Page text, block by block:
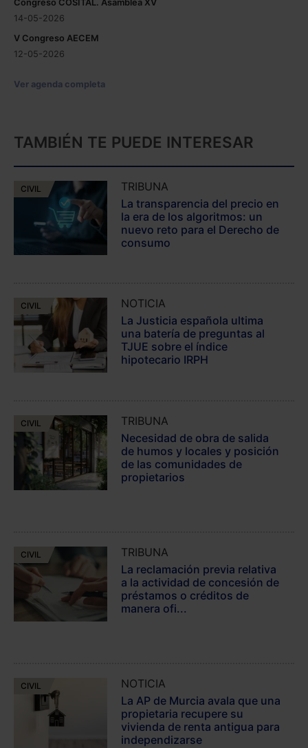
Congreso COSITAL. Asamblea XV
14-05-2026
V Congreso AECEM
12-05-2026
Ver agenda completa
TAMBIÉN TE PUEDE INTERESAR
CIVIL
TRIBUNA
La transparencia del precio en
la era de los algoritmos: un
nuevo reto para el Derecho de
consumo
CIVIL
NOTICIA
La Justicia española ultima
una batería de preguntas al
TJUE sobre el índice
hipotecario IRPH
CIVIL
TRIBUNA
Necesidad de obra de salida
de humos y locales y posición
de las comunidades de
propietarios
CIVIL
TRIBUNA
La reclamación previa relativa
a la actividad de concesión de
préstamos o créditos de
manera ofi...
CIVIL
NOTICIA
La AP de Murcia avala que una
propietaria recupere su
vivienda de renta antigua para
independizarse